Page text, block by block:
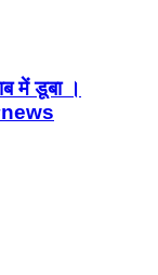
में डूबा ।